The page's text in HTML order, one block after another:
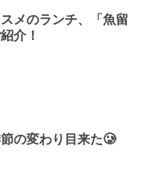
メのランチ、「魚留
介！
の変わり目来た🥲